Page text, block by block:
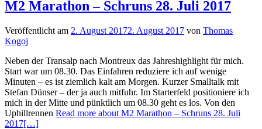
M2 Marathon – Schruns 28. Juli 2017
Veröffentlicht am 2. August 20172. August 2017 von Thomas
Kogoj
Neben der Transalp nach Montreux das Jahreshighlight für mich.
Start war um 08.30. Das Einfahren reduziere ich auf wenige
Minuten – es ist ziemlich kalt am Morgen. Kurzer Smalltalk mit
Stefan Dünser – der ja auch mitfuhr. Im Starterfeld positioniere ich
mich in der Mitte und pünktlich um 08.30 geht es los. Von den
Uphillrennen Read more about M2 Marathon – Schruns 28. Juli
2017[…]